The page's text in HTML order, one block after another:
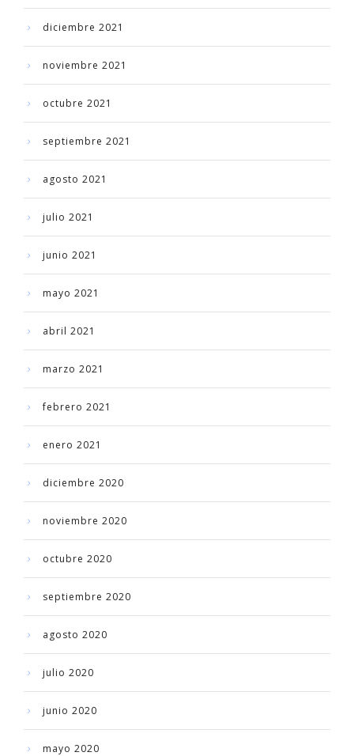
diciembre 2021
noviembre 2021
octubre 2021
septiembre 2021
agosto 2021
julio 2021
junio 2021
mayo 2021
abril 2021
marzo 2021
febrero 2021
enero 2021
diciembre 2020
noviembre 2020
octubre 2020
septiembre 2020
agosto 2020
julio 2020
junio 2020
mayo 2020